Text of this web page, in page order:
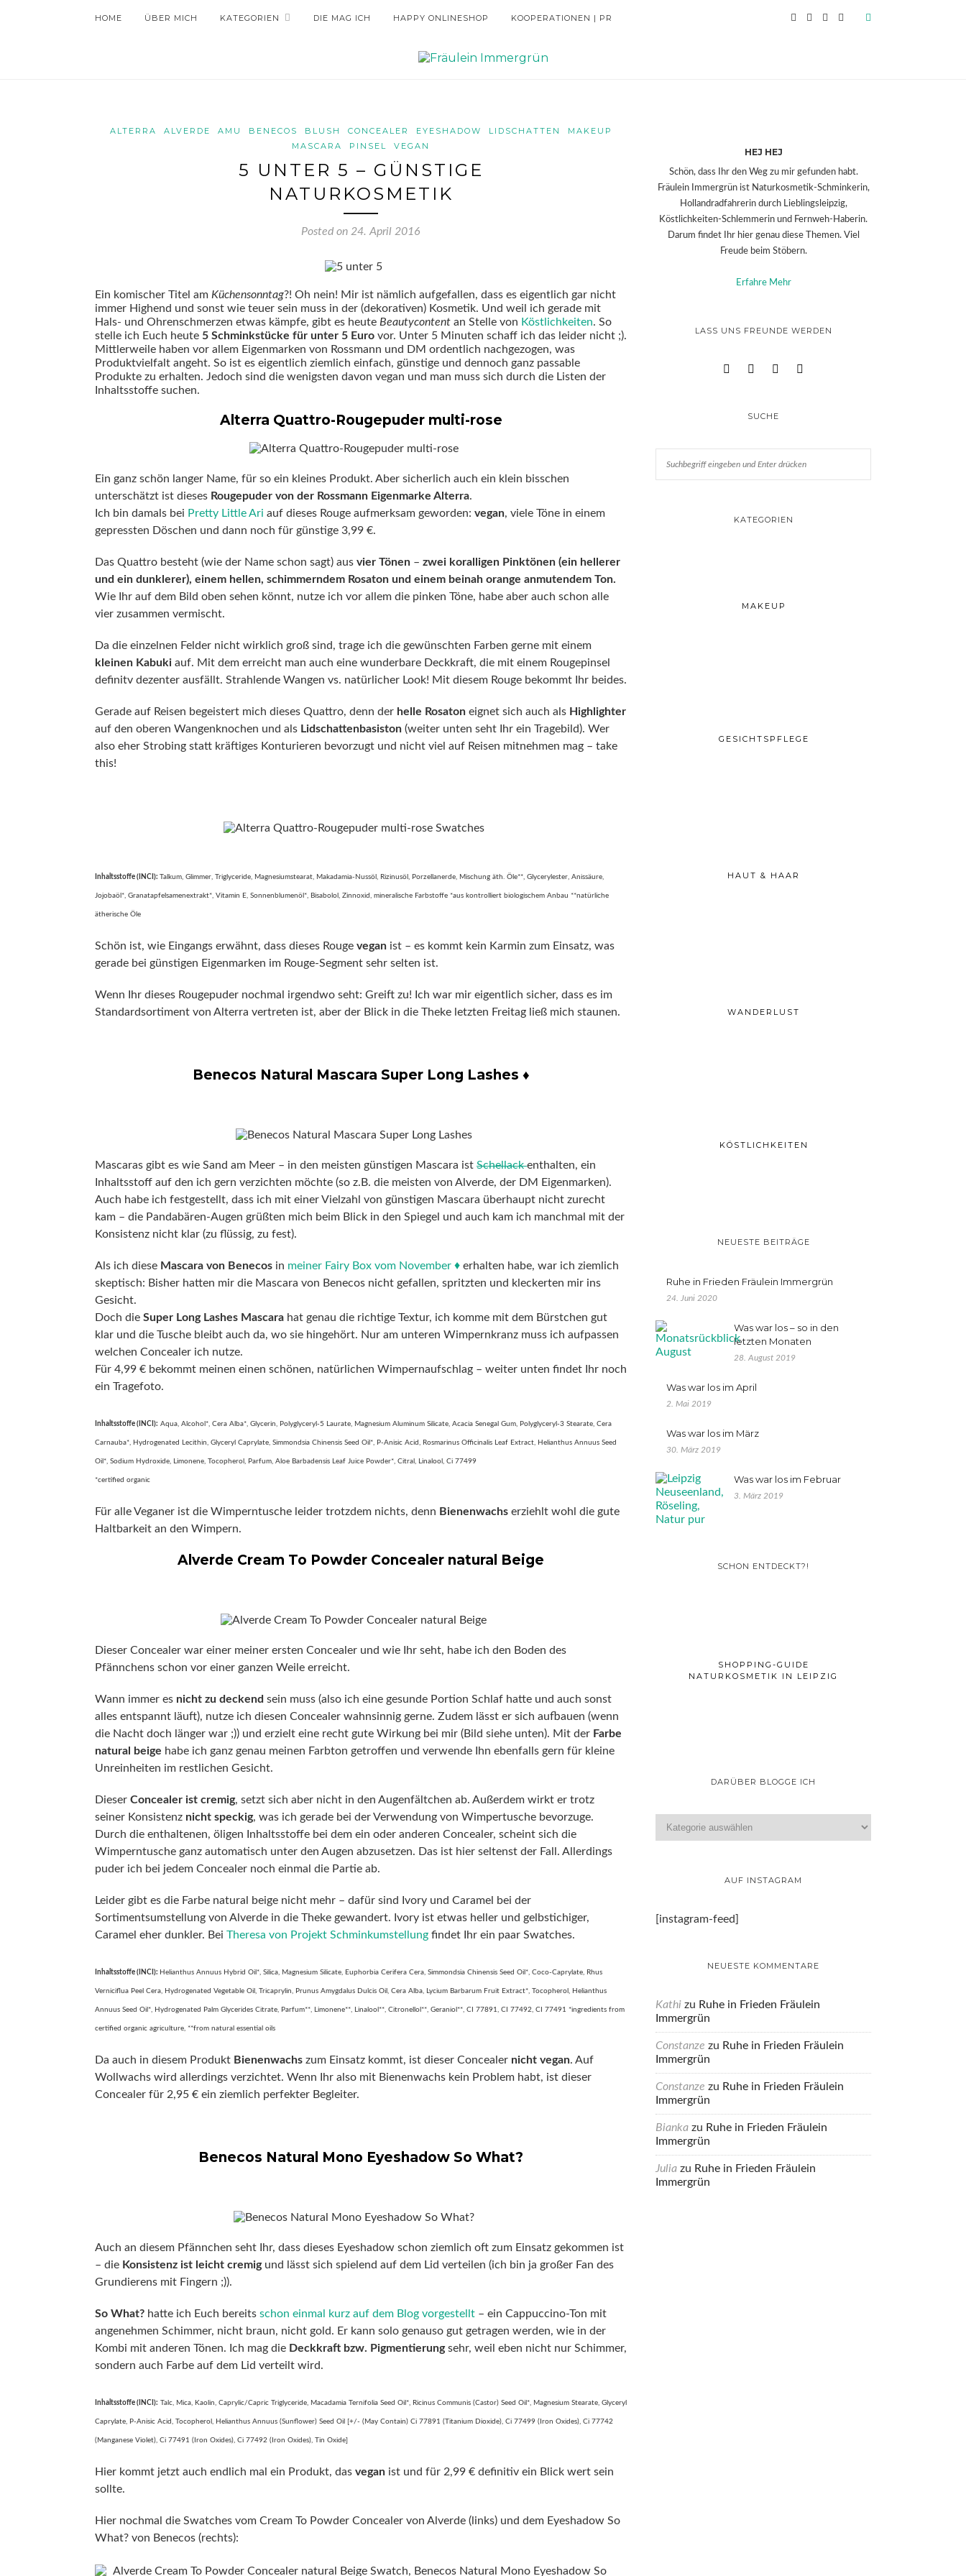
HOME ÜBER MICH KATEGORIEN DIE MAG ICH HAPPY ONLINESHOP KOOPERATIONEN | PR
ALTERRA ALVERDE AMU BENECOS BLUSH CONCEALER EYESHADOW LIDSCHATTEN
MAKEUP
MASCARA
PINSEL VEGAN
5 UNTER 5 – GÜNSTIGE
NATURKOSMETIK
Posted on 24. April 2016
Ein komischer Titel am Küchensonntag?! Oh nein! Mir ist nämlich aufgefallen, dass es eigentlich gar nicht
immer Highend und sonst wie teuer sein muss in der (dekorativen) Kosmetik. Und weil ich gerade mit
Hals- und Ohrenschmerzen etwas kämpfe, gibt es heute Beautycontent an Stelle von Köstlichkeiten. So
stelle ich Euch heute 5 Schminkstücke für unter 5 Euro vor. Unter 5 Minuten schaff ich das leider nicht ;).
Mittlerweile haben vor allem Eigenmarken von Rossmann und DM ordentlich nachgezogen, was
Produktvielfalt angeht. So ist es eigentlich ziemlich einfach, günstige und dennoch ganz passable
Produkte zu erhalten. Jedoch sind die wenigsten davon vegan und man muss sich durch die Listen der
Inhaltsstoffe suchen.
Alterra Quattro-Rougepuder multi-rose
Ein ganz schön langer Name, für so ein kleines Produkt. Aber sicherlich auch ein klein bisschen
unterschätzt ist dieses Rougepuder von der Rossmann Eigenmarke Alterra.
Ich bin damals bei Pretty Little Ari auf dieses Rouge aufmerksam geworden: vegan, viele Töne in einem
gepressten Döschen und dann noch für günstige 3,99 €.
Das Quattro besteht (wie der Name schon sagt) aus vier Tönen – zwei koralligen Pinktönen (ein hellerer
und ein dunklerer), einem hellen, schimmerndem Rosaton und einem beinah orange anmutendem Ton.
Wie Ihr auf dem Bild oben sehen könnt, nutze ich vor allem die pinken Töne, habe aber auch schon alle
vier zusammen vermischt.
Da die einzelnen Felder nicht wirklich groß sind, trage ich die gewünschten Farben gerne mit einem
kleinen Kabuki auf. Mit dem erreicht man auch eine wunderbare Deckkraft, die mit einem Rougepinsel
definitv dezenter ausfällt. Strahlende Wangen vs. natürlicher Look! Mit diesem Rouge bekommt Ihr beides.
Gerade auf Reisen begeistert mich dieses Quattro, denn der helle Rosaton eignet sich auch als Highlighter
auf den oberen Wangenknochen und als Lidschattenbasiston (weiter unten seht Ihr ein Tragebild). Wer
also eher Strobing statt kräftiges Konturieren bevorzugt und nicht viel auf Reisen mitnehmen mag – take
this!
Inhaltsstoffe (INCI): Talkum, Glimmer, Triglyceride, Magnesiumstearat, Makadamia-Nussöl, Rizinusöl, Porzellanerde, Mischung äth. Öle**, Glycerylester, Anissäure,
Jojobaöl*, Granatapfelsamenextrakt*, Vitamin E, Sonnenblumenöl*, Bisabolol, Zinnoxid, mineralische Farbstoffe *aus kontrolliert biologischem Anbau **natürliche
ätherische Öle
Schön ist, wie Eingangs erwähnt, dass dieses Rouge vegan ist – es kommt kein Karmin zum Einsatz, was
gerade bei günstigen Eigenmarken im Rouge-Segment sehr selten ist.
Wenn Ihr dieses Rougepuder nochmal irgendwo seht: Greift zu! Ich war mir eigentlich sicher, dass es im
Standardsortiment von Alterra vertreten ist, aber der Blick in die Theke letzten Freitag ließ mich staunen.
Benecos Natural Mascara Super Long Lashes ♦
Mascaras gibt es wie Sand am Meer – in den meisten günstigen Mascara ist Schellackenthalten, ein
Inhaltsstoff auf den ich gern verzichten möchte (so z.B. die meisten von Alverde, der DM Eigenmarken).
Auch habe ich festgestellt, dass ich mit einer Vielzahl von günstigen Mascara überhaupt nicht zurecht
kam – die Pandabären-Augen grüßten mich beim Blick in den Spiegel und auch kam ich manchmal mit der
Konsistenz nicht klar (zu flüssig, zu fest).
Als ich diese Mascara von Benecos in meiner Fairy Box vom November ♦ erhalten habe, war ich ziemlich
skeptisch: Bisher hatten mir die Mascara von Benecos nicht gefallen, spritzten und kleckerten mir ins
Gesicht.
Doch die Super Long Lashes Mascara hat genau die richtige Textur, ich komme mit dem Bürstchen gut
klar und die Tusche bleibt auch da, wo sie hingehört. Nur am unteren Wimpernkranz muss ich aufpassen
welchen Concealer ich nutze.
Für 4,99 € bekommt meinen einen schönen, natürlichen Wimpernaufschlag – weiter unten findet Ihr noch
ein Tragefoto.
Inhaltsstoffe (INCI): Aqua, Alcohol*, Cera Alba*, Glycerin, Polyglyceryl-5 Laurate, Magnesium Aluminum Silicate, Acacia Senegal Gum, Polyglyceryl-3 Stearate, Cera
Carnauba*, Hydrogenated Lecithin, Glyceryl Caprylate, Simmondsia Chinensis Seed Oil*, P-Anisic Acid, Rosmarinus Officinalis Leaf Extract, Helianthus Annuus Seed
Oil*, Sodium Hydroxide, Limonene, Tocopherol, Parfum, Aloe Barbadensis Leaf Juice Powder*, Citral, Linalool, Ci 77499
*certified organic
Für alle Veganer ist die Wimperntusche leider trotzdem nichts, denn Bienenwachs erziehlt wohl die gute
Haltbarkeit an den Wimpern.
Alverde Cream To Powder Concealer natural Beige
Dieser Concealer war einer meiner ersten Concealer und wie Ihr seht, habe ich den Boden des
Pfännchens schon vor einer ganzen Weile erreicht.
Wann immer es nicht zu deckend sein muss (also ich eine gesunde Portion Schlaf hatte und auch sonst
alles entspannt läuft), nutze ich diesen Concealer wahnsinnig gerne. Zudem lässt er sich aufbauen (wenn
die Nacht doch länger war ;)) und erzielt eine recht gute Wirkung bei mir (Bild siehe unten). Mit der Farbe
natural beige habe ich ganz genau meinen Farbton getroffen und verwende Ihn ebenfalls gern für kleine
Unreinheiten im restlichen Gesicht.
Dieser Concealer ist cremig, setzt sich aber nicht in den Augenfältchen ab. Außerdem wirkt er trotz
seiner Konsistenz nicht speckig, was ich gerade bei der Verwendung von Wimpertusche bevorzuge.
Durch die enthaltenen, öligen Inhaltsstoffe bei dem ein oder anderen Concealer, scheint sich die
Wimperntusche ganz automatisch unter den Augen abzusetzen. Das ist hier seltenst der Fall. Allerdings
puder ich bei jedem Concealer noch einmal die Partie ab.
Leider gibt es die Farbe natural beige nicht mehr – dafür sind Ivory und Caramel bei der
Sortimentsumstellung von Alverde in die Theke gewandert. Ivory ist etwas heller und gelbstichiger,
Caramel eher dunkler. Bei Theresa von Projekt Schminkumstellung findet Ihr ein paar Swatches.
Inhaltsstoffe (INCI): Helianthus Annuus Hybrid Oil*, Silica, Magnesium Silicate, Euphorbia Cerifera Cera, Simmondsia Chinensis Seed Oil*, Coco-Caprylate, Rhus
Verniciflua Peel Cera, Hydrogenated Vegetable Oil, Tricaprylin, Prunus Amygdalus Dulcis Oil, Cera Alba, Lycium Barbarum Fruit Extract*, Tocopherol, Helianthus
Annuus Seed Oil*, Hydrogenated Palm Glycerides Citrate, Parfum**, Limonene**, Linalool**, Citronellol**, Geraniol**, CI 77891, CI 77492, CI 77491 *ingredients from
certified organic agriculture, **from natural essential oils
Da auch in diesem Produkt Bienenwachs zum Einsatz kommt, ist dieser Concealer nicht vegan. Auf
Wollwachs wird allerdings verzichtet. Wenn Ihr also mit Bienenwachs kein Problem habt, ist dieser
Concealer für 2,95 € ein ziemlich perfekter Begleiter.
Benecos Natural Mono Eyeshadow So What?
Auch an diesem Pfännchen seht Ihr, dass dieses Eyeshadow schon ziemlich oft zum Einsatz gekommen ist
– die Konsistenz ist leicht cremigund lässt sich spielend auf dem Lid verteilen (ich bin ja großer Fan des
Grundierens mit Fingern ;)).
So What? hatte ich Euch bereits schon einmal kurz auf dem Blog vorgestellt – ein Cappuccino-Ton mit
angenehmen Schimmer, nicht braun, nicht gold. Er kann solo genauso gut getragen werden, wie in der
Kombi mit anderen Tönen. Ich mag die Deckkraft bzw. Pigmentierungsehr, weil eben nicht nur Schimmer,
sondern auch Farbe auf dem Lid verteilt wird.
Inhaltsstoffe (INCI): Talc, Mica, Kaolin, Caprylic/Capric Triglyceride, Macadamia Ternifolia Seed Oil*, Ricinus Communis (Castor) Seed Oil*, Magnesium Stearate, Glyceryl
Caprylate, P-Anisic Acid, Tocopherol, Helianthus Annuus (Sunflower) Seed Oil [+/- (May Contain) Ci 77891 (Titanium Dioxide), Ci 77499 (Iron Oxides), Ci 77742
(Manganese Violet), Ci 77491 (Iron Oxides), Ci 77492 (Iron Oxides), Tin Oxide]
Hier kommt jetzt auch endlich mal ein Produkt, das vegan ist und für 2,99 € definitiv ein Blick wert sein
sollte.
Hier nochmal die Swatches vom Cream To Powder Concealer von Alverde (links) und dem Eyeshadow So
What? von Benecos (rechts):
HEJ HEJ
Schön, dass Ihr den Weg zu mir gefunden habt.
Fräulein Immergrün ist Naturkosmetik-Schminkerin,
Hollandradfahrerin durch Lieblingsleipzig,
Köstlichkeiten-Schlemmerin und Fernweh-Haberin.
Darum findet Ihr hier genau diese Themen. Viel
Freude beim Stöbern.
Erfahre Mehr
LASS UNS FREUNDE WERDEN
SUCHE
KATEGORIEN
MAKEUP
GESICHTSPFLEGE
HAUT & HAAR
WANDERLUST
KÖSTLICHKEITEN
NEUESTE BEITRÄGE
Ruhe in Frieden Fräulein Immergrün
24. Juni 2020
Was war los – so in den
letzten Monaten
28. August 2019
Was war los im April
2. Mai 2019
Was war los im März
30. März 2019
Was war los im Februar
3. März 2019
SCHON ENTDECKT?!
SHOPPING-GUIDE
NATURKOSMETIK IN LEIPZIG
DARÜBER BLOGGE ICH
AUF INSTAGRAM
[instagram-feed]
NEUESTE KOMMENTARE
Kathi zu Ruhe in Frieden Fräulein
Immergrün
Constanze zu Ruhe in Frieden Fräulein
Immergrün
Constanze zu Ruhe in Frieden Fräulein
Immergrün
Bianka zu Ruhe in Frieden Fräulein
Immergrün
Julia zu Ruhe in Frieden Fräulein
Immergrün